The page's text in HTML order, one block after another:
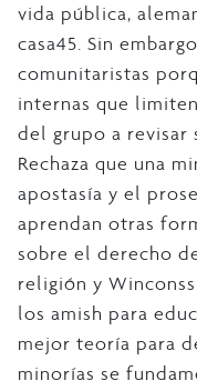
vida pública,
casa45. Sin
comunitaristas
internas que
del grupo a revisar
Rechaza que una
apostasía y el
aprendan otras
sobre el derecho
religión y
los amish para
mejor teoría para
minorías se